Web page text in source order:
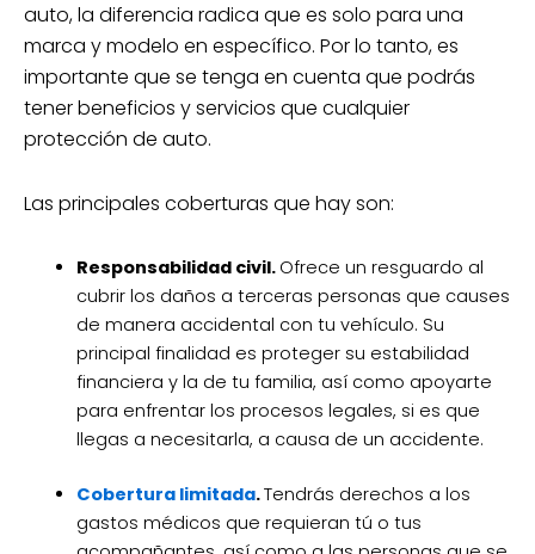
auto, la diferencia radica que es solo para una
marca y modelo en específico. Por lo tanto, es
importante que se tenga en cuenta que podrás
tener beneficios y servicios que cualquier
protección de auto.
Las principales coberturas que hay son:
Responsabilidad civil. Ofrece un resguardo al
cubrir los daños a terceras personas que causes
de manera accidental con tu vehículo. Su
principal finalidad es proteger su estabilidad
financiera y la de tu familia, así como apoyarte
para enfrentar los procesos legales, si es que
llegas a necesitarla, a causa de un accidente.
Cobertura limitada.Tendrás derechos a los
gastos médicos que requieran tú o tus